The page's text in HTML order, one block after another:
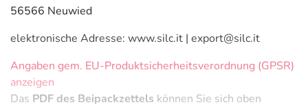
56566 Neuwied
elektronische Adresse: www.silc.it | export@silc.it
Angaben gem. EU-Produktsicherheitsverordnung (GPSR)
anzeigen
Das PDF des Beipackzettels können Sie sich oben